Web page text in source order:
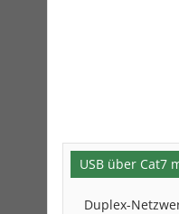
USB über Cat7
Duplex-